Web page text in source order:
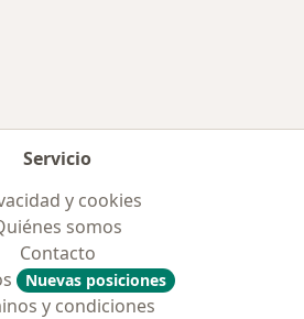
Servicio
y cookies
somos
Contacto
Nuevas posiciones
y condiciones